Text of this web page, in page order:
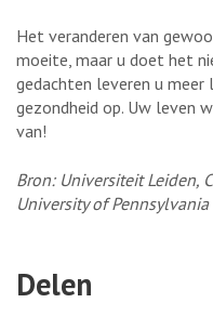
Het veranderen van
moeite, maar u doet het
gedachten leveren u
gezondheid op. Uw leven
van!
Bron: Universiteit Leiden,
University of Pennsylvania
Delen